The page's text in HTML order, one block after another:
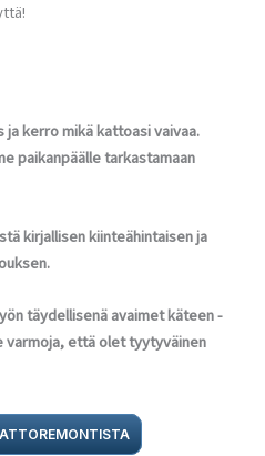
ja kerro mikä kattoasi vaivaa.
paikanpäälle tarkastamaan
kirjallisen kiinteähintaisen ja
täydellisenä avaimet käteen -
varmoja, että olet tyytyväinen